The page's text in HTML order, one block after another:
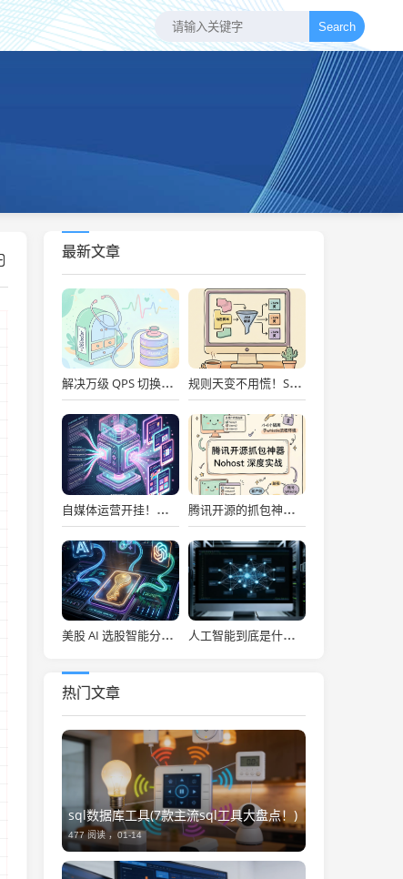
Search
最新文章
解决万级 QPS 切换抖动！开源 DBDoctor 实战：内核级数据库性能洞察与慢 SQL 自动优化 规则天变不用慌！Spring Boot + Groovy 动态脚本实战：秒级上线、Metaspace防爆舱与安全沙箱治理
自媒体运营开挂！吹爆宝玉老师自媒体提效神器，小红书信息图、幻灯片一键秒级生成！ 腾讯开源的抓包神器，让前端彻底告别频繁切环境的噩梦！
美股 AI 选股智能分析系统，每日决策仪表盘自动推送！ 人工智能到底是什么(“人工智能”该叫啥？)
热门文章
sql数据库工具(7款主流sql工具大盘点！)
477 阅读 ，01-14